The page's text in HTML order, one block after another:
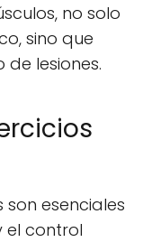
no solo
sino que
de lesiones.
son esenciales
el control